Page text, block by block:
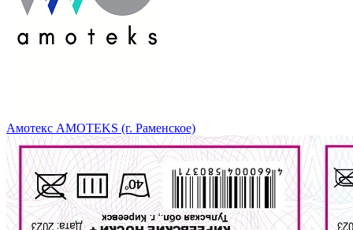
Амотекс AMOTEKS (г. Раменское)